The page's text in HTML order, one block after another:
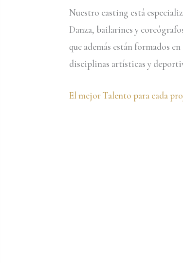
Nuestro casting está
Danza, bailarines y
que además están formados
disciplinas artísticas y
El mejor Talento para cada